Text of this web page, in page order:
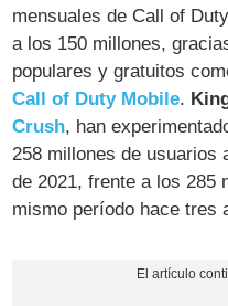
mensuales de Call of
a los 150 millones,
populares y gratuitos
Call of Duty Mobile.
Crush, han
258 millones de usuarios
de 2021, frente a los 285
mismo período hace tres